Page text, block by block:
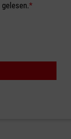
gelesen.*